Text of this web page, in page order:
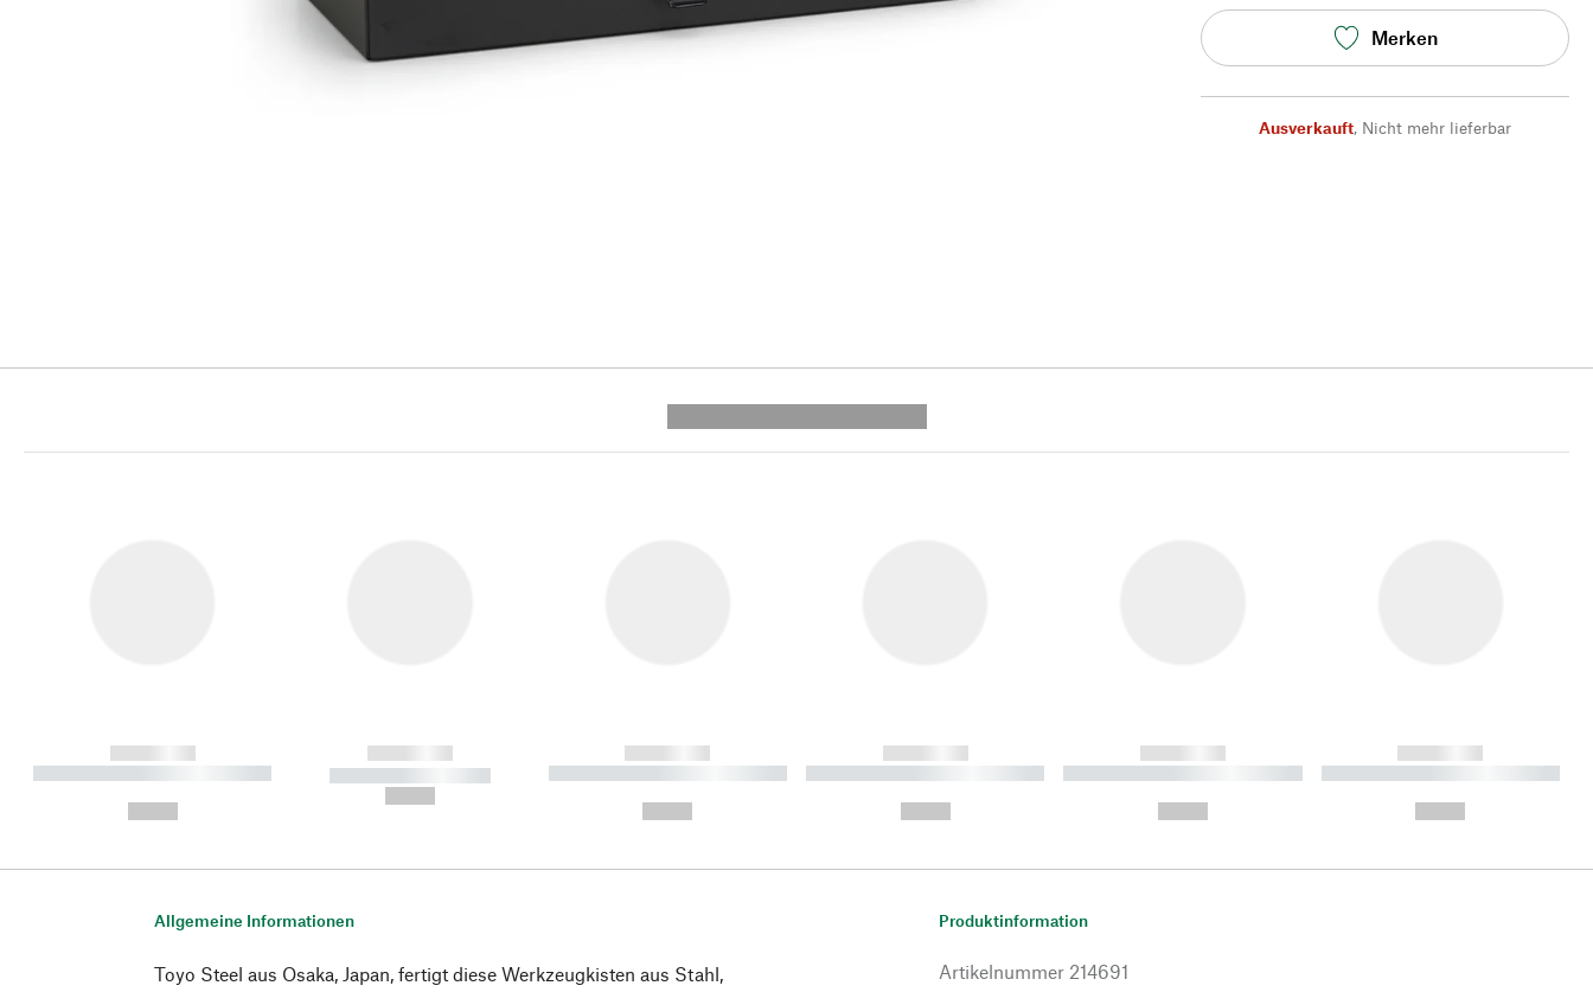
Merken
Ausverkauft, Nicht mehr lieferbar
------------
----------- ----------- ----------
------------
----------- -----------
------------
----------- ----------- ----------
------------
----------- ----------- ----------
------------
----------- ----------- ----------
------------
----------- ----------- ----------
Allgemeine Informationen
Toyo Steel aus Osaka, Japan, fertigt diese Werkzeugkisten aus Stahl,
Produktinformation
Artikelnummer 214691